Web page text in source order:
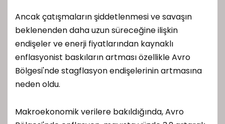
Ancak çatışmaların şiddetlenmesi ve savaşın
beklenenden daha uzun süreceğine ilişkin
endişeler ve enerji fiyatlarından kaynaklı
enflasyonist baskıların artması özellikle Avro
Bölgesi'nde stagflasyon endişelerinin artmasına
neden oldu.
Makroekonomik verilere bakıldığında, Avro